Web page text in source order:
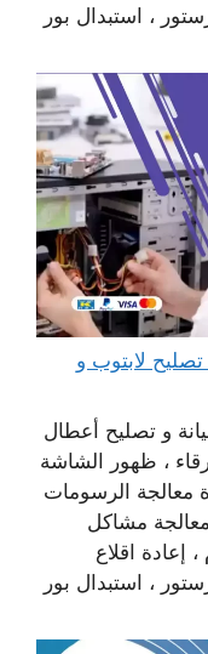
، استبدال بور
مهندس كمبيوتر صبحان 65511033 تصليح لابتوب و
و تصليح أعطال
، ظهور الشاشة
معالجة الرسومات
مشاكل
إعادة اقلاع
، استبدال بور